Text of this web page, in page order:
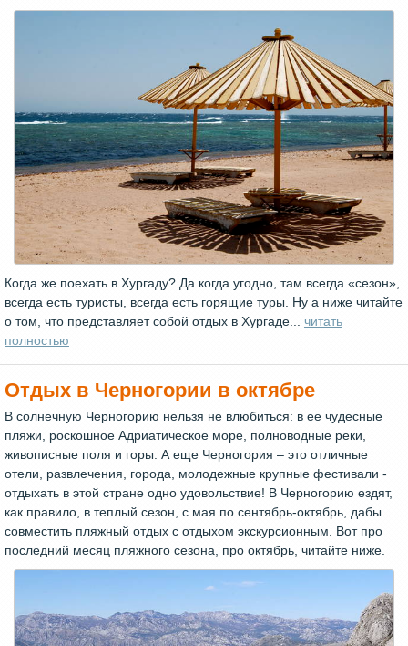
Когда же поехать в Хургаду? Да когда угодно, там всегда «сезон»,
всегда есть туристы, всегда есть горящие туры. Ну а ниже читайте
о том, что представляет собой отдых в Хургаде... читать
полностью
Отдых в Черногории в октябре
В солнечную Черногорию нельзя не влюбиться: в ее чудесные
пляжи, роскошное Адриатическое море, полноводные реки,
живописные поля и горы. А еще Черногория – это отличные
отели, развлечения, города, молодежные крупные фестивали -
отдыхать в этой стране одно удовольствие! В Черногорию ездят,
как правило, в теплый сезон, с мая по сентябрь-октябрь, дабы
совместить пляжный отдых с отдыхом экскурсионным. Вот про
последний месяц пляжного сезона, про октябрь, читайте ниже.